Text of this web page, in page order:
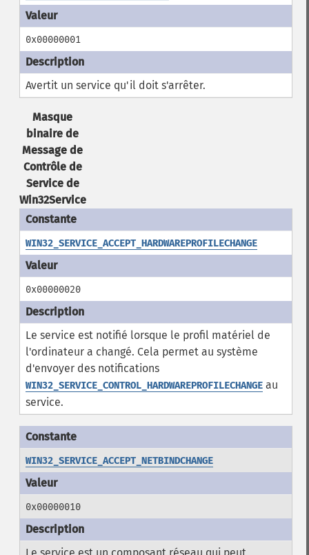
0x00000001
Avertit un service qu'il doit s'arrêter.
Masque
binaire de
Message de
Contrôle de
Service de
Win32Service
WIN32_SERVICE_ACCEPT_HARDWAREPROFILECHANGE
0x00000020
Le service est notifié lorsque le profil matériel de
l'ordinateur a changé. Cela permet au système
d'envoyer des notifications
WIN32_SERVICE_CONTROL_HARDWAREPROFILECHANGEau
service.
WIN32_SERVICE_ACCEPT_NETBINDCHANGE
0x00000010